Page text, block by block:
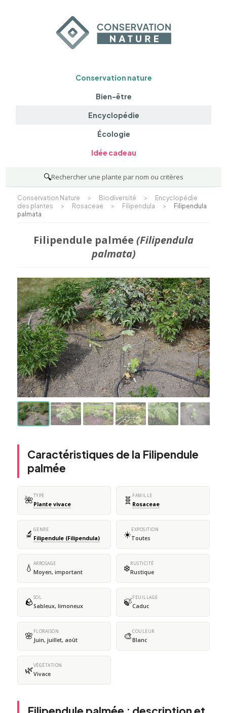
Conservation nature
Bien-être
Encyclopédie
Écologie
Idée cadeau
🔍Rechercher une plante par nom ou critères
Conservation Nature > Biodiversité >
Encyclopédie
des plantes
> Rosaceae > Filipendula >
Filipendula
palmata
Filipendule palmée (Filipendula
palmata)
Caractéristiques de la Filipendule
palmée
🌺TYPE
Plante vivace 🧬 FAMILLE
Rosaceae
🔬 GENRE
Filipendule (Filipendula) ☀️EXPOSITION
Toutes
💧 ARROSAGE
Moyen, important ❄️RUSTICITÉ
Rustique
🪨SOL
Sableux, limoneux 🍃FEUILLAGE
Caduc
🌸 FLORAISON
Juin, juillet, août 🎨COULEUR
Blanc
🌿VÉGÉTATION
Vivace